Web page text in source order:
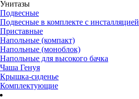
Унитазы
Подвесные
Подвесные в комплекте с инсталляцией
Приставные
Напольные (компакт)
Напольные (моноблок)
Напольные для высокого бачка
Чаша Генуя
Крышка-сиденье
Комплектующие